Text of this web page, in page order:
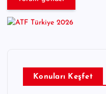
Konuları Keşfet